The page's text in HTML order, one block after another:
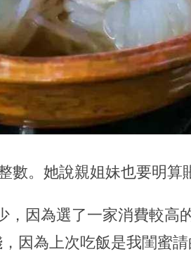
。她說親姐妹也要明算
因為選了一家消費較高
因為上次吃飯是我閨蜜